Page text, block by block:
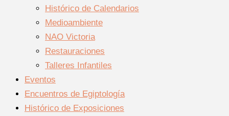
Histórico de Calendarios
Medioambiente
NAO Victoria
Restauraciones
Talleres Infantiles
Eventos
Encuentros de Egiptología
Histórico de Exposiciones